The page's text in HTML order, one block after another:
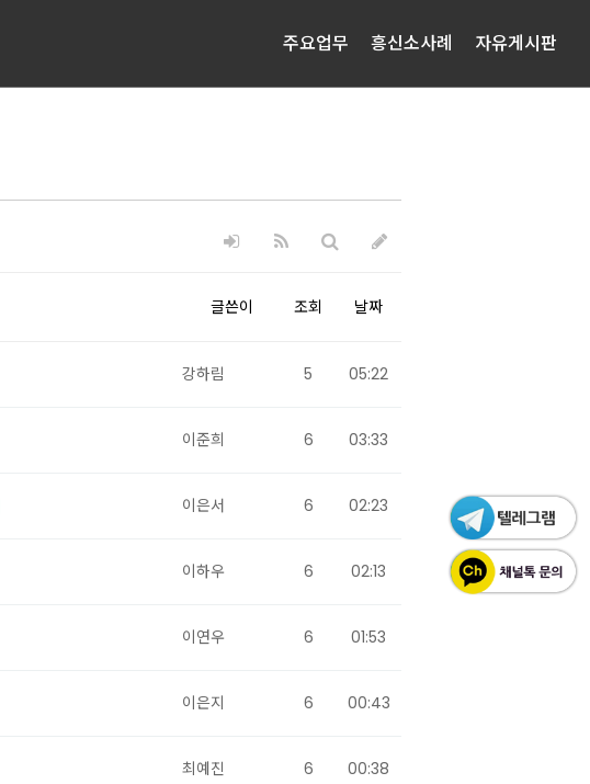
주요업무 흥신소사례 자유게시판
글쓴이 조회 날짜
강하림 5 05:22
이준희 6 03:33
이은서 6 02:23
이하우 6 02:13
이연우 6 01:53
이은지 6 00:43
최예진 6 00:38